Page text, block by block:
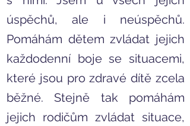
úspěchů, ale i neúspěchů.
Pomáhám dětem zvládat jejich
každodenní boje se situacemi,
které jsou pro zdravé dítě zcela
běžné. Stejně tak pomáhám
jejich rodičům zvládat situace,